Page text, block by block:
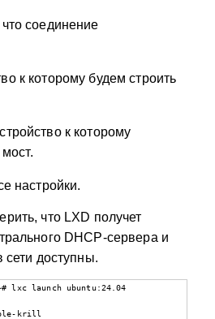
к которому будем строить
настройки.
что LXD получет
DHCP-сервера и
сети доступны.
lxc launch ubuntu:24.04
legible-krill